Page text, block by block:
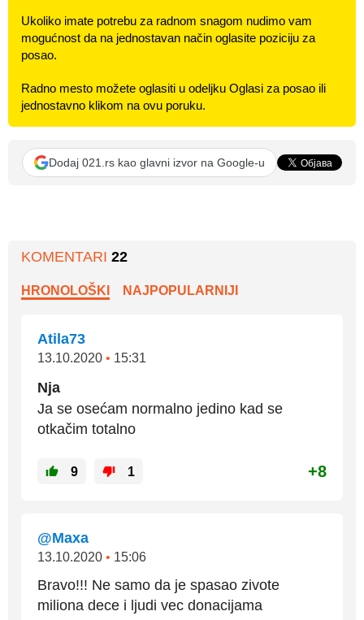
Ukoliko imate potrebu za radnom snagom nudimo vam
mogućnost da na jednostavan način oglasite poziciju za
posao.
Radno mesto možete oglasiti u odeljku Oglasi za posao ili
jednostavno klikom na ovu poruku.
Dodaj 021.rs kao glavni izvor na Google-u
KOMENTARI 22
HRONOLOŠKI NAJPOPULARNIJI
Atila73
13.10.2020 • 15:31
Nja
Ja se osećam normalno jedino kad se
otkačim totalno
9 1 +8
@Maxa
13.10.2020 • 15:06
Bravo!!! Ne samo da je spasao zivote
miliona dece i ljudi vec donacijama